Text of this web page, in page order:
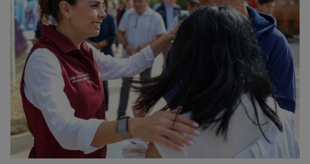
CAMPECHE
QUINTANA
ROO
DEPORTES